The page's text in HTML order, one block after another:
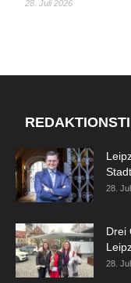
28. Juli 2026
28.
Drei
28.